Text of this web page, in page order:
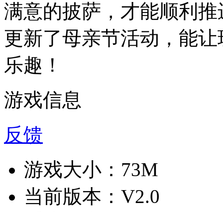
满意的披萨，才能顺利
更新了母亲节活动，能
乐趣！
游戏信息
反馈
游戏大小： 73M
当前版本： V2.0